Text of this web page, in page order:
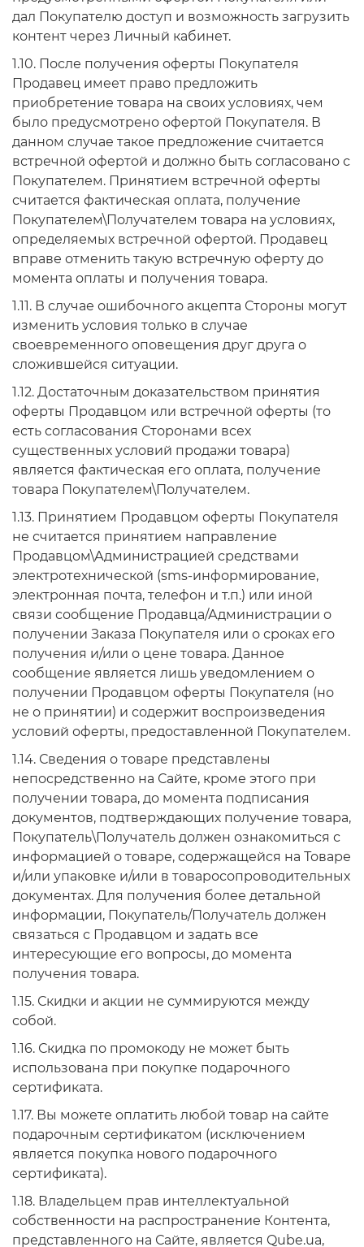
дал Покупателю доступ и возможность загрузить
контент через Личный кабинет.
1.10. После получения оферты Покупателя
Продавец имеет право предложить
приобретение товара на своих условиях, чем
было предусмотрено офертой Покупателя. В
данном случае такое предложение считается
встречной офертой и должно быть согласовано с
Покупателем. Принятием встречной оферты
считается фактическая оплата, получение
Покупателем\Получателем товара на условиях,
определяемых встречной офертой. Продавец
вправе отменить такую встречную оферту до
момента оплаты и получения товара.
1.11. В случае ошибочного акцепта Стороны могут
изменить условия только в случае
своевременного оповещения друг друга о
сложившейся ситуации.
1.12. Достаточным доказательством принятия
оферты Продавцом или встречной оферты (то
есть согласования Сторонами всех
существенных условий продажи товара)
является фактическая его оплата, получение
товара Покупателем\Получателем.
1.13. Принятием Продавцом оферты Покупателя
не считается принятием направление
Продавцом\Администрацией средствами
электротехнической (sms-информирование,
электронная почта, телефон и т.п.) или иной
связи сообщение Продавца/Администрации о
получении Заказа Покупателя или о сроках его
получения и/или о цене товара. Данное
сообщение является лишь уведомлением о
получении Продавцом оферты Покупателя (но
не о принятии) и содержит воспроизведения
условий оферты, предоставленной Покупателем.
1.14. Сведения о товаре представлены
непосредственно на Сайте, кроме этого при
получении товара, до момента подписания
документов, подтверждающих получение товара,
Покупатель\Получатель должен ознакомиться с
информацией о товаре, содержащейся на Товаре
и/или упаковке и/или в товаросопроводительных
документах. Для получения более детальной
информации, Покупатель/Получатель должен
связаться с Продавцом и задать все
интересующие его вопросы, до момента
получения товара.
1.15. Скидки и акции не суммируются между
собой.
1.16. Скидка по промокоду не может быть
использована при покупке подарочного
сертификата.
1.17. Вы можете оплатить любой товар на сайте
подарочным сертификатом (исключением
является покупка нового подарочного
сертификата).
1.18. Владельцем прав интеллектуальной
собственности на распространение Контента,
представленного на Сайте, является Qube.ua,